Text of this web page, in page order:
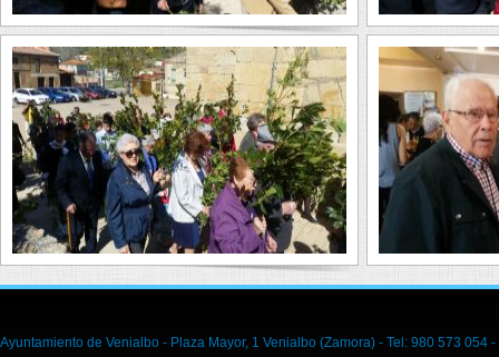
Ayuntamiento de Venialbo - Plaza Mayor, 1 Venialbo (Zamora) - Tel: 980 573 054 -